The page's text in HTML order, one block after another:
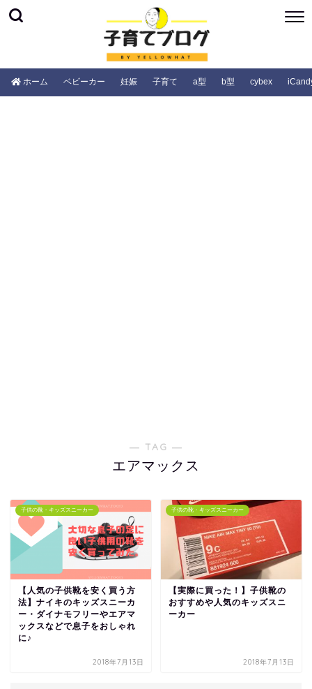
ホーム ベビーカー 妊娠 子育て a型 b型 cybex
― TAG ―
エアマックス
子供の靴・キッズスニーカー
【人気の子供靴を安く買う方
法】ナイキのキッズスニーカ
ー・ダイナモフリーやエアマ
ックスなどで息子をおしゃれ
に♪
2018年7月13日
子供の靴・キッズスニーカー
【実際に買った！】子供靴の
おすすめや人気のキッズスニ
ーカー
2018年7月13日